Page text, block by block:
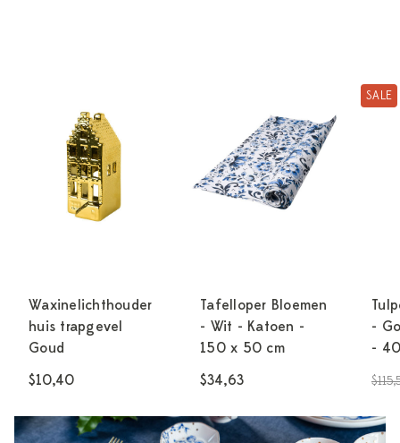
Waxinelichthouder
huis trapgevel
Goud
$10,40
Tafelloper Bloemen
- Wit - Katoen -
150 x 50 cm
$34,63
SALE
-
-